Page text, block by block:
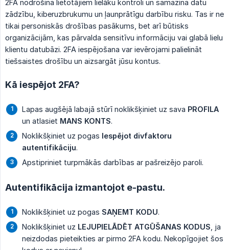
2FA nodrošina lietotājiem lielāku kontroli un samazina datu
zādzību, kiberuzbrukumu un ļaunprātīgu darbību risku. Tas ir ne
tikai personiskās drošības pasākums, bet arī būtisks
organizācijām, kas pārvalda sensitīvu informāciju vai glabā lielu
klientu datubāzi. 2FA iespējošana var ievērojami palielināt
tiešsaistes drošību un aizsargāt jūsu kontus.
Kā iespējot 2FA?
Lapas augšējā labajā stūrī noklikšķiniet uz sava PROFILA
un atlasiet MANS KONTS.
Noklikšķiniet uz pogas Iespējot divfaktoru
autentifikāciju.
Apstipriniet turpmākās darbības ar pašreizējo paroli.
Autentifikācija izmantojot e-pastu.
Noklikšķiniet uz pogas SAŅEMT KODU.
Noklikšķiniet uz LEJUPIELĀDĒT ATGŪŠANAS KODUS , ja
neizdodas pieteikties ar pirmo 2FA kodu. Nekopīgojiet šos